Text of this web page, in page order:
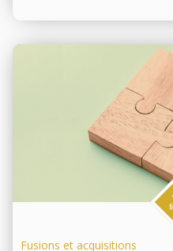
Fusions et acquisitions